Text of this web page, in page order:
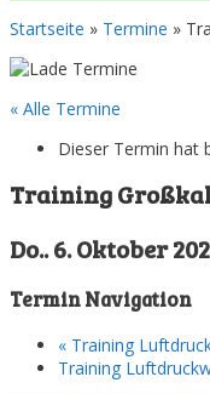
Startseite » Termine »
« Alle Termine
Dieser Termin hat
Training
Do.. 6. Oktober
Termin Navigation
« Training
Training